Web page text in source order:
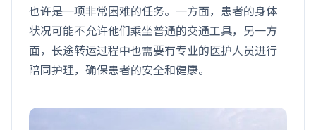
也许是一项非常困难的任务。一方面，患者的身体
状况可能不允许他们乘坐普通的交通工具，另一方
面，长途转运过程中也需要有专业的医护人员进行
陪同护理，确保患者的安全和健康。